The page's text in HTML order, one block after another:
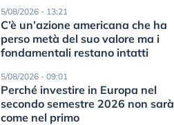
5/08/2026 - 13:21
C’è un’azione americana che ha
perso metà del suo valore ma i
fondamentali restano intatti
5/08/2026 - 09:01
Perché investire in Europa nel
secondo semestre 2026 non sarà
come nel primo